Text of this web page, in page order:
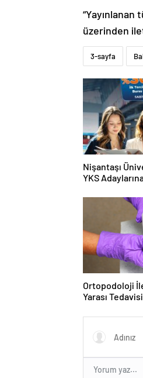
üzerinden
3-sayfa
Nişantaşı
YKS
Ortopodoloji
Yarası Tedavisi